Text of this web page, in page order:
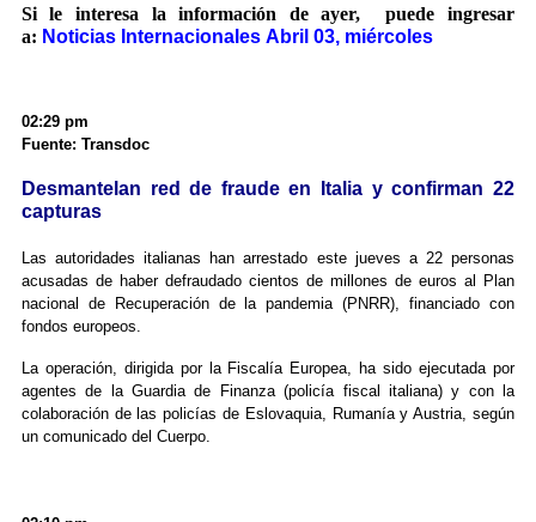
Si le interesa la información de ayer, puede ingresar
a: Noticias Internacionales Abril 03, miércoles
02:29 pm
Fuente: Transdoc
Desmantelan red de fraude en Italia y confirman 22
capturas
Las autoridades italianas han arrestado este jueves a 22 personas
acusadas de haber defraudado cientos de millones de euros al Plan
nacional de Recuperación de la pandemia (PNRR), financiado con
fondos europeos.
La operación, dirigida por la Fiscalía Europea, ha sido ejecutada por
agentes de la Guardia de Finanza (policía fiscal italiana) y con la
colaboración de las policías de Eslovaquia, Rumanía y Austria, según
un comunicado del Cuerpo.